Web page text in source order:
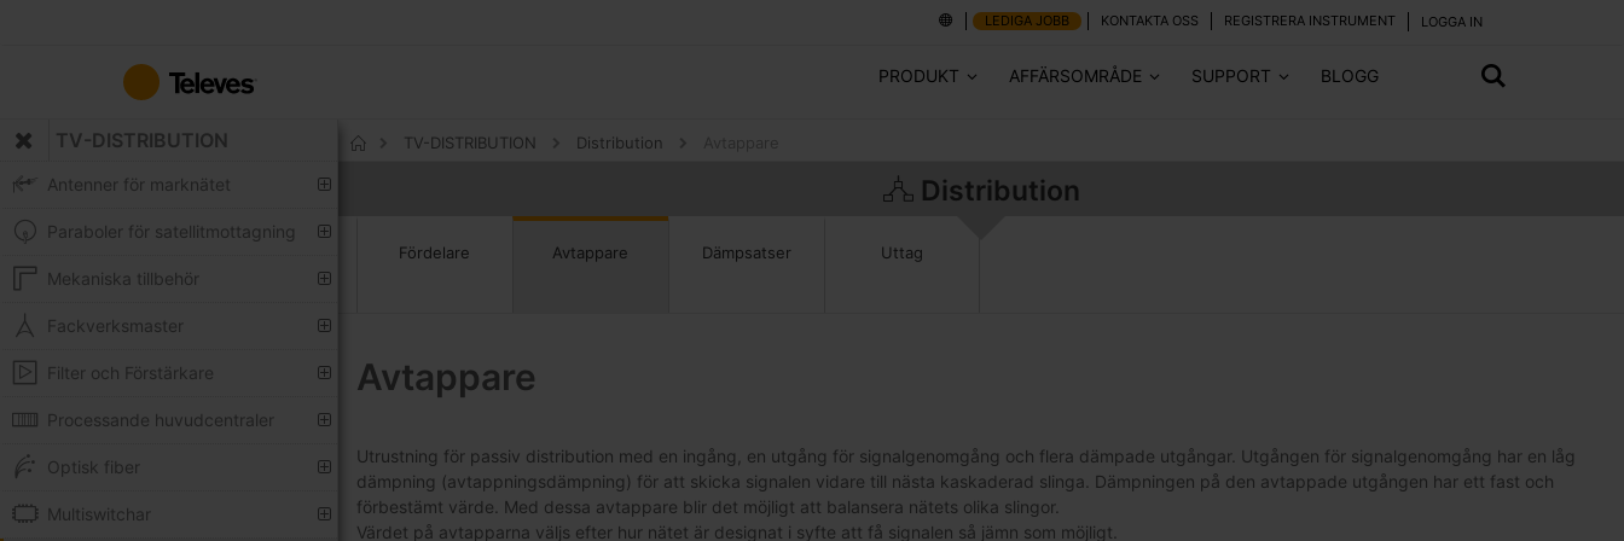
innehållet
LEDIGA JOBB KONTAKTA OSS REGISTRERA INSTRUMENT LOGGA IN
PRODUKT AFFÄRSOMRÅDE SUPPORT BLOGG
TV-DISTRIBUTION
Antenner för marknätet
Paraboler för satellitmottagning
Mekaniska tillbehör
Fackverksmaster
Filter och Förstärkare
Processande huvudcentraler
Optisk fiber
Multiswitchar
TV-DISTRIBUTION Distribution
Distribution
Fördelare Avtappare Dämpsatser Uttag
Avtappare
Utrustning för passiv distribution med en ingång, en utgång för signalgenomgång och flera dämpade utgångar. Utgången för signalgenomgång har en låg
dämpning (avtappningsdämpning) för att skicka signalen vidare till nästa kaskaderad slinga. Dämpningen på den avtappade utgången har ett fast och
förbestämt värde. Med dessa avtappare blir det möjligt att balansera nätets olika slingor.
Värdet på avtapparna väljs efter hur nätet är designat i syfte att få signalen så jämn som möjligt.